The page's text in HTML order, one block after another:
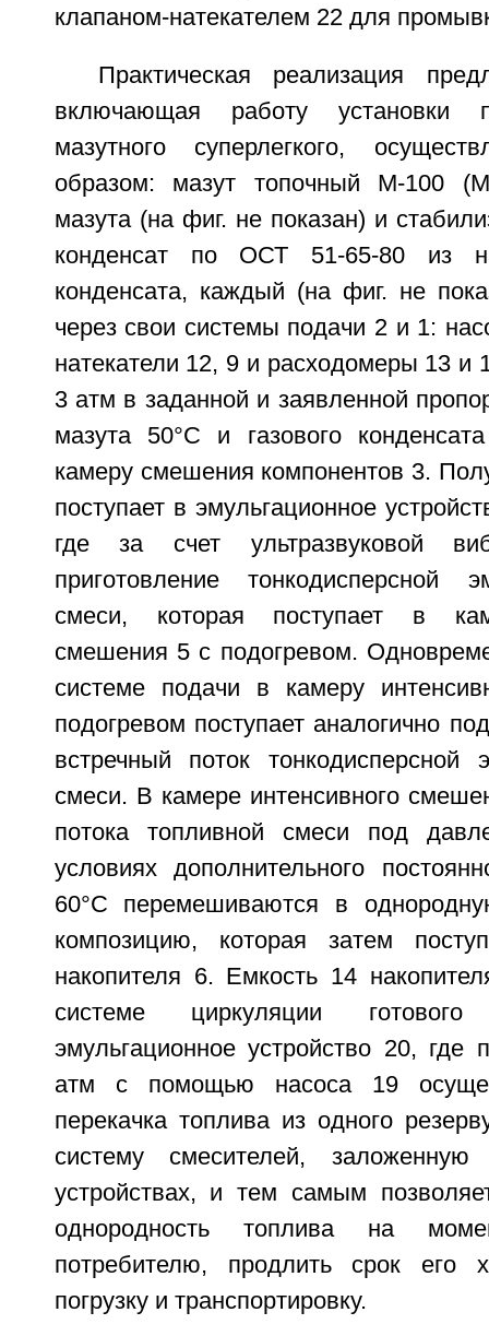
клапаном-натекателем 22 для
Практическая реализация
включающая работу установки
мазутного суперлегкого,
образом: мазут топочный М-100
мазута (на фиг. не показан) и
конденсат по ОСТ 51-65-80 из
конденсата, каждый (на фиг. не
через свои системы подачи 2 и 1:
натекатели 12, 9 и расходомеры 13 и
3 атм в заданной и заявленной
мазута 50°C и газового
камеру смешения компонентов 3.
поступает в эмульгационное
где за счет ультразвуковой
приготовление тонкодисперсной
смеси, которая поступает в
смешения 5 с подогревом.
системе подачи в камеру
подогревом поступает аналогично
встречный поток тонкодисперсной
смеси. В камере интенсивного
потока топливной смеси под
условиях дополнительного
60°C перемешиваются в
композицию, которая затем
накопителя 6. Емкость 14
системе циркуляции
эмульгационное устройство 20,
атм с помощью насоса 19
перекачка топлива из одного
систему смесителей,
устройствах, и тем самым
однородность топлива на
потребителю, продлить срок его
погрузку и транспортировку.